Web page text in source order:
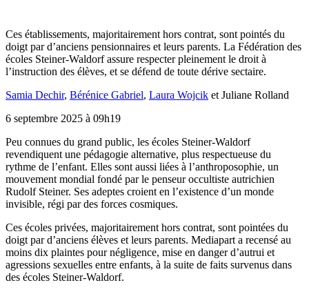
Ces établissements, majoritairement hors contrat, sont pointés du
doigt par d’anciens pensionnaires et leurs parents. La Fédération des
écoles Steiner-Waldorf assure respecter pleinement le droit à
l’instruction des élèves, et se défend de toute dérive sectaire.
Samia Dechir, Bérénice Gabriel, Laura Wojcik et Juliane Rolland
6 septembre 2025 à 09h19
Peu connues du grand public, les écoles Steiner-Waldorf
revendiquent une pédagogie alternative, plus respectueuse du
rythme de l’enfant. Elles sont aussi liées à l’anthroposophie, un
mouvement mondial fondé par le penseur occultiste autrichien
Rudolf Steiner. Ses adeptes croient en l’existence d’un monde
invisible, régi par des forces cosmiques.
Ces écoles privées, majoritairement hors contrat, sont pointées du
doigt par d’anciens élèves et leurs parents. Mediapart a recensé au
moins dix plaintes pour négligence, mise en danger d’autrui et
agressions sexuelles entre enfants, à la suite de faits survenus dans
des écoles Steiner-Waldorf.